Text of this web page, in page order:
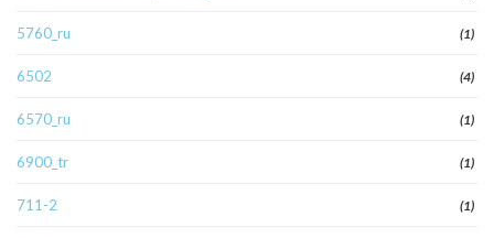
5760_ru (1)
6502 (4)
6570_ru (1)
6900_tr (1)
711-2 (1)